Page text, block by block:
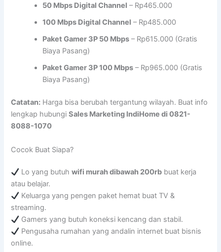
50 Mbps Digital Channel – Rp465.000
100 Mbps Digital Channel – Rp485.000
Paket Gamer 3P 50 Mbps – Rp615.000 (Gratis
Biaya Pasang)
Paket Gamer 3P 100 Mbps – Rp965.000 (Gratis
Biaya Pasang)
Catatan: Harga bisa berubah tergantung wilayah. Buat info
lengkap hubungiSales Marketing IndiHome di 0821-
8088-1070
Cocok Buat Siapa?
Lo yang butuhwifi murah dibawah 200rb buat kerja
atau belajar.
Keluarga yang pengen paket hemat buat TV &
streaming.
Gamers yang butuh koneksi kencang dan stabil.
Pengusaha rumahan yang andalin internet buat bisnis
online.